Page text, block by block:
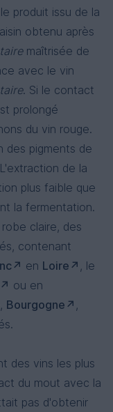
produit issu de la
obtenu après
maîtrisée de
avec le vin
. Si le contact
prolongé
du vin rouge.
des pigments de
de la
plus faible que
la fermentation.
claire, des
contenant
en Loire
, le
ou en
Bourgogne
,
des vins les plus
du mout avec la
pas d'obtenir